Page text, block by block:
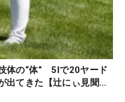
体の“体” 5Iで20ヤード
出てきた【辻にぃ見聞特